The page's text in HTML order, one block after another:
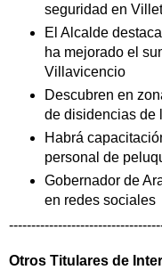
seguridad en
El Alcalde
ha mejorado el
Villavicencio
Descubren en
de disidencias de
Habrá
personal de
Gobernador de
en redes sociales
Otros Titulares de